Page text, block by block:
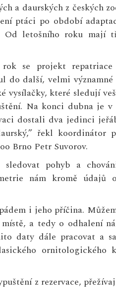
a daurských z českých
ptáci po období
Od letošního roku mají
rok se projekt
do další, velmi
vysílačky, které sledují
Na konci dubna je v
dostali dva jedinci
řekl koordinátor
Brno Petr Suvorov.
sledovat pohyb a
nám kromě údajů
i jeho příčina.
a tedy o odhalení
daty dále pracovat a
ornitologického
z rezervace,